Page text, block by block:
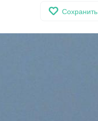
Сохранить